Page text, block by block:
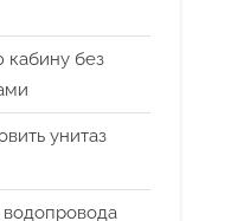
кабину без
унитаз